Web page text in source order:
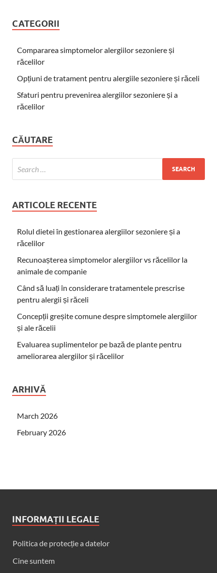
CATEGORII
Compararea simptomelor alergiilor sezoniere și
răcelilor
Opțiuni de tratament pentru alergiile sezoniere și răceli
Sfaturi pentru prevenirea alergiilor sezoniere și a
răcelilor
CĂUTARE
ARTICOLE RECENTE
Rolul dietei în gestionarea alergiilor sezoniere și a
răcelilor
Recunoașterea simptomelor alergiilor vs răcelilor la
animale de companie
Când să luați în considerare tratamentele prescrise
pentru alergii și răceli
Concepții greșite comune despre simptomele alergiilor
și ale răcelii
Evaluarea suplimentelor pe bază de plante pentru
ameliorarea alergiilor și răcelilor
ARHIVĂ
March 2026
February 2026
INFORMAȚII LEGALE
Politica de protecție a datelor
Cine suntem